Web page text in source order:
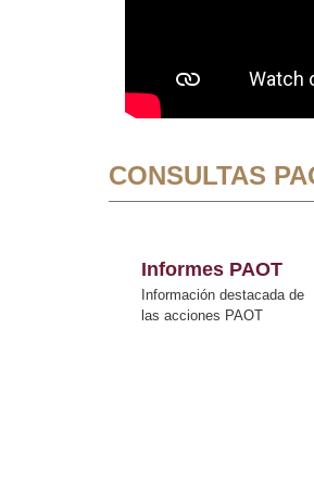
CONSULTAS
Informes PAOT
Información destacada de
las acciones PAOT